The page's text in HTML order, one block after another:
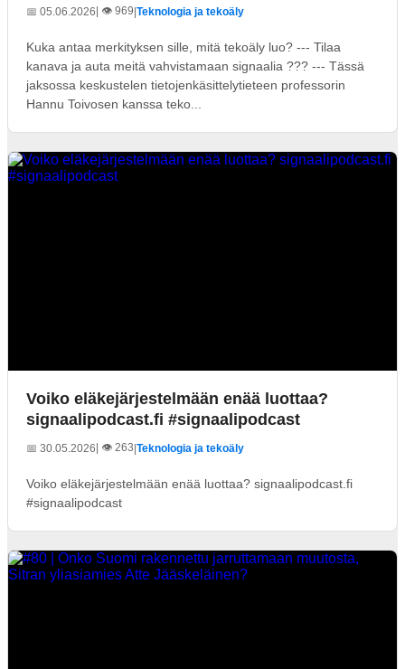
📅 05.06.2026| 👁️ 969 Teknologia ja tekoäly
Kuka antaa merkityksen sille, mitä tekoäly luo? --- Tilaa
kanava ja auta meitä vahvistamaan signaalia ??? --- Tässä
jaksossa keskustelen tietojenkäsittelytieteen professorin
Hannu Toivosen kanssa teko...
Voiko eläkejärjestelmään enää luottaa?
signaalipodcast.fi #signaalipodcast
📅 30.05.2026| 👁️ 263 Teknologia ja tekoäly
Voiko eläkejärjestelmään enää luottaa? signaalipodcast.fi
#signaalipodcast